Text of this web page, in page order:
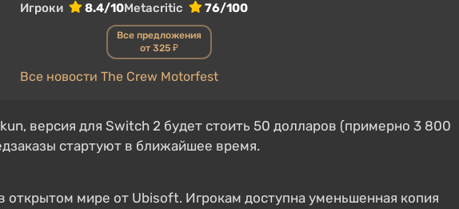
Игроки
8.4/10Metacritic 76/100
Все новости The Crew Motorfest
Все предложения
от 325 ₽
версия для Switch 2 будет стоить 50 долларов (примерно 3 800
стартуют в ближайшее время.
открытом мире от Ubisoft. Игрокам доступна уменьшенная копия